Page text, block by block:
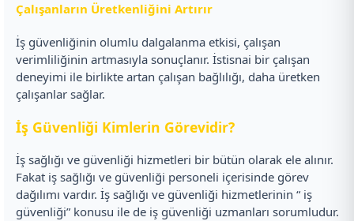
Çalışanların Üretkenliğini Artırır
İş güvenliğinin olumlu dalgalanma etkisi, çalışan
verimliliğinin artmasıyla sonuçlanır. İstisnai bir çalışan
deneyimi ile birlikte artan çalışan bağlılığı, daha üretken
çalışanlar sağlar.
İş Güvenliği Kimlerin Görevidir?
İş sağlığı ve güvenliği hizmetleri bir bütün olarak ele alınır.
Fakat iş sağlığı ve güvenliği personeli içerisinde görev
dağılımı vardır. İş sağlığı ve güvenliği hizmetlerinin “ iş
güvenliği” konusu ile de iş güvenliği uzmanları sorumludur.